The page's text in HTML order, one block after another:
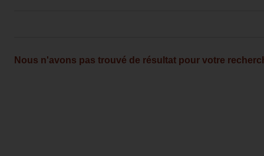
Nous n'avons pas trouvé de résultat pour votre